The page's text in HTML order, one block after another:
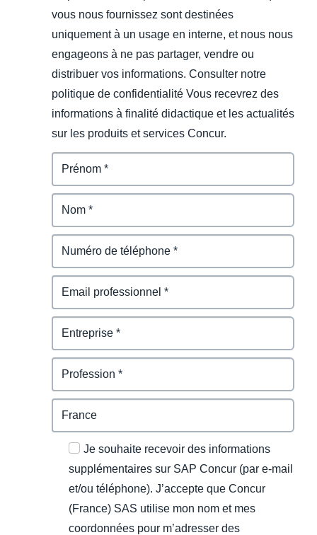
vous nous fournissez sont destinées
uniquement à un usage en interne, et nous nous
engageons à ne pas partager, vendre ou
distribuer vos informations. Consulter notre
politique de confidentialité Vous recevrez des
informations à finalité didactique et les actualités
sur les produits et services Concur.
Je souhaite recevoir des informations
supplémentaires sur SAP Concur (par e-mail
et/ou téléphone). J’accepte que Concur
(France) SAS utilise mon nom et mes
coordonnées pour m’adresser des